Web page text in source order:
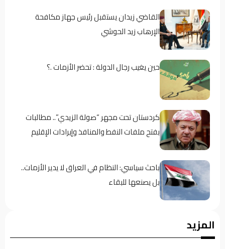
القاضي زيدان يستقبل رئيس جهاز مكافحة
الإرهاب زيد الحوشي
حين يغيب رجال الدولة : تحضر الأزمات .؟
كردستان تحت مجهر “صولة الزيدي”.. مطالبات
بفتح ملفات النفط والمنافذ وإيرادات الإقليم
باحث سياسي: النظام في العراق لا يدير الأزمات..
بل يصنعها للبقاء
المزيد